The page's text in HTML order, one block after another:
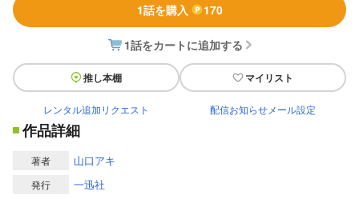
1話を購入 170
1話をカートに追加する
推し本棚 マイリスト
レンタル追加リクエスト 配信お知らせメール設定
作品詳細
著者 山口アキ
発行 一迅社